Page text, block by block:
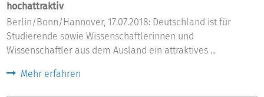
hochattraktiv
Berlin/Bonn/Hannover, 17.07.2018: Deutschland ist für
Studierende sowie Wissenschaftlerinnen und
Wissenschaftler aus dem Ausland ein attraktives ...
Mehr erfahren